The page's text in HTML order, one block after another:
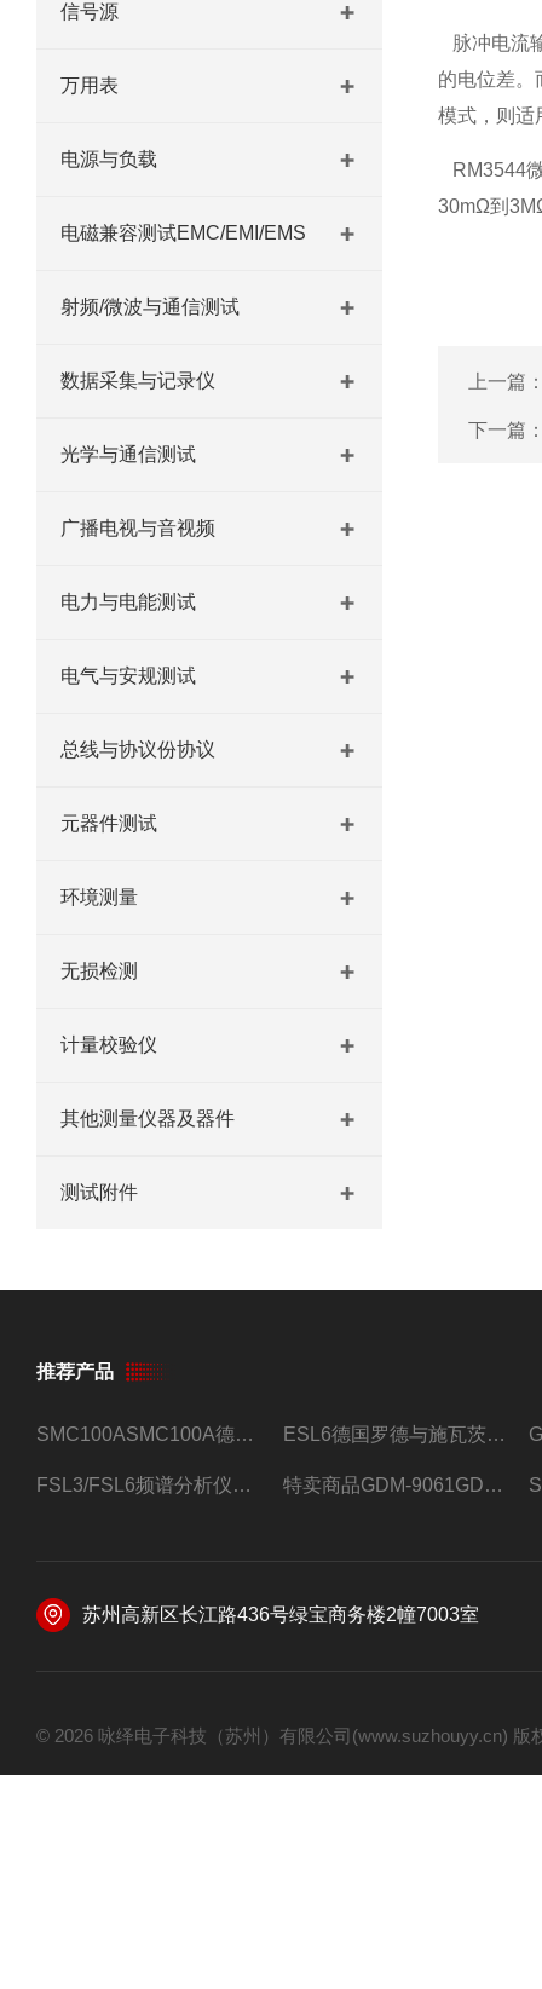
信号源
万用表
电源与负载
电磁兼容测试EMC/EMI/EMS
射频/微波与通信测试
数据采集与记录仪
光学与通信测试
广播电视与音视频
电力与电能测试
电气与安规测试
总线与协议份协议
元器件测试
环境测量
无损检测
计量校验仪
其他测量仪器及器件
测试附件
脉冲电流
的电位差。
模式，则适
RM3544
30mΩ到
上一篇
下一篇
推荐产品
SMC100ASMC100A德国罗德与施瓦茨射频信号源 ESL6德国罗德与施瓦茨预认证EMI接收机
FSL3/FSL6频谱分析仪FSL3/FSL6罗德与施瓦茨 特卖商品GDM-9061GDM-9061台式万用表
苏州高新区长江路436号绿宝商务楼2幢7003室
© 2026 咏绎电子科技（苏州）有限公司(www.suzhouyy.cn)